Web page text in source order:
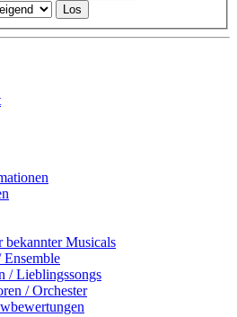
bekannter Musicals
Ensemble
/ Lieblingssongs
/ Orchester